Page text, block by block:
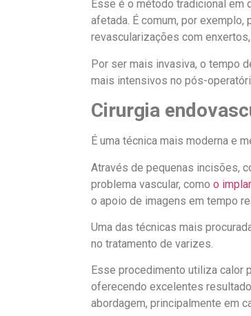
Esse é o método tradicional em
afetada. É comum, por exemplo,
revascularizações com
Por ser mais invasiva, o tempo
mais intensivos no pós-
Cirurgia
É uma técnica mais moderna e
Através de pequenas incisões,
problema vascular, como o
o apoio de imagens em tempo
Uma das técnicas mais
no tratamento de varizes.
Esse procedimento utiliza calor
oferecendo excelentes
abordagem, principalmente em